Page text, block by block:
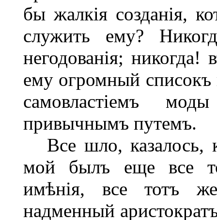
бы жалкія созданія,
служить ему?
негодованія;
ему огромный списокъ
самовластіемъ
привычнымъ путемъ.
Все шло, казалось,
мой былъ еще все
имѣнія, все тотъ
надменный